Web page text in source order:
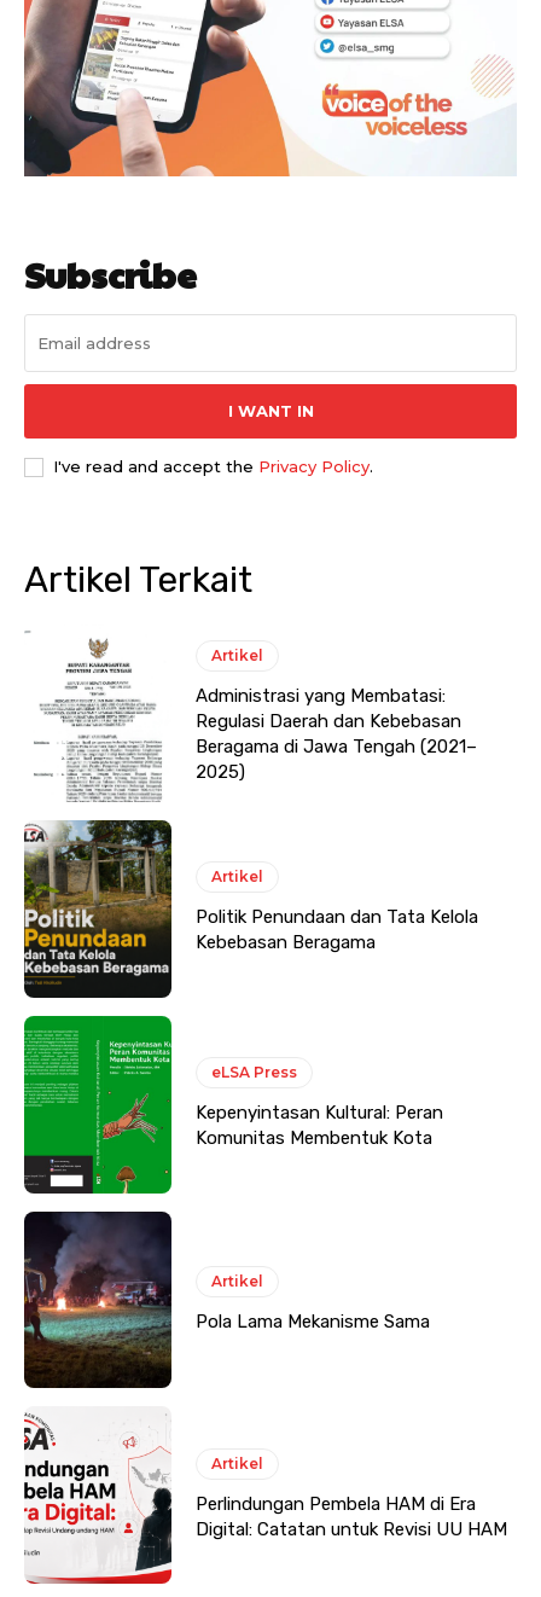
Subscribe
I WANT IN
I've read and accept the Privacy Policy.
Artikel Terkait
Artikel
Administrasi yang Membatasi:
Regulasi Daerah dan Kebebasan
Beragama di Jawa Tengah (2021–
2025)
Artikel
Politik Penundaan dan Tata Kelola
Kebebasan Beragama
eLSA Press
Kepenyintasan Kultural: Peran
Komunitas Membentuk Kota
Artikel
Pola Lama Mekanisme Sama
Artikel
Perlindungan Pembela HAM di Era
Digital: Catatan untuk Revisi UU HAM